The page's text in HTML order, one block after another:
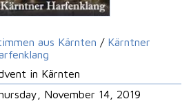
aus Kärnten / Kärntner
in Kärnten
November 14, 2019